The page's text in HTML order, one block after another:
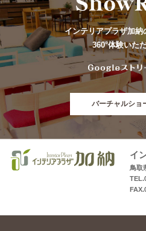
インテリアプラザ加納
360°体験いた
バーチャルショ
イ
鳥取